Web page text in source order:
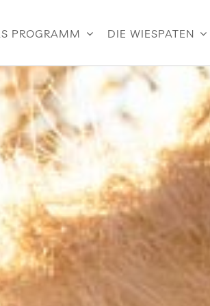
PROGRAMM DIE WIESPATEN